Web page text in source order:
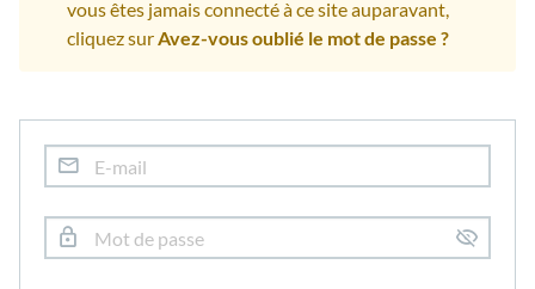
vous êtes jamais connecté à ce site auparavant,
cliquez surAvez-vous oublié le mot de passe ?